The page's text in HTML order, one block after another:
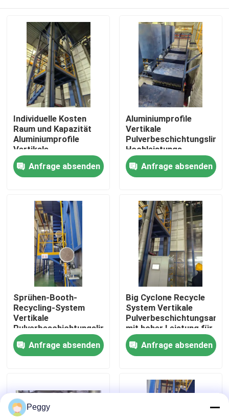
Haus
Produkte
Über uns
Fabrik-Ausflug
Qualitätskontrolle
Treten Sie mit uns in Verbindung
Fordern Sie ein Zitat
Vertikale Pulver-Beschichtungs-Linie
Individuelle Kosten
Raum und Kapazität
Aluminiumprofile
Vertikale
Pulverbeschichtungslinie
Hochleistung
Anfrage absenden
Aluminiumprofile
Vertikale
Pulverbeschichtungslinie
Hochleistungs-
Anfrage absenden
Sprühen-Booth-
Recycling-System
Vertikale
Pulverbeschichtungslinie
Hochleistungs- für
Aluminiumprofile
Anfrage absenden
Big Cyclone Recycle
System Vertikale
mit hoher Leistung für
Aluminiumprofile
Anfrage absenden
Peggy